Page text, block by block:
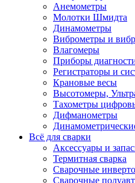
Анемометры
Молотки Шмидта
Динамометры
Виброметры и
Влагомеры
Приборы
Регистраторы и
Крановые весы
Высотомеры,
Тахометры
Дифманометры
Всё для сварки
Аксессуары и
Термитная сварка
Сварочные
Сварочные